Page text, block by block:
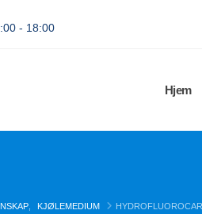
- 18:00
Hjem
, KJØLEMEDIUM